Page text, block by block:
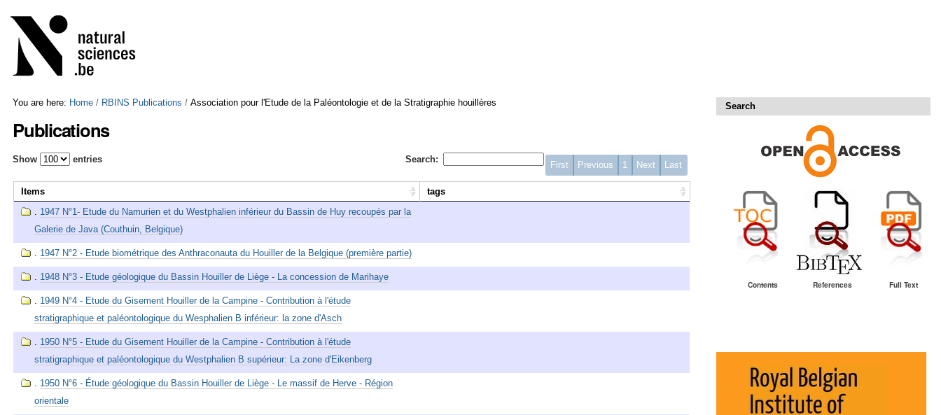
to
content.
Skip
to
navigation
tools
You are here: Home / RBINS Publications /Association pour l'Etude de la Paléontologie et de la Stratigraphie houillères
Publications
Show entries
First Previous 1 Next Last
Search:
Items
tags
1947 N°1- Etude du Namurien et du Westphalien inférieur du Bassin de Huy recoupés par la
Galerie de Java (Couthuin, Belgique)
1947 N°2 - Etude biométrique des Anthraconauta du Houiller de la Belgique (première partie)
1948 N°3 - Etude géologique du Bassin Houiller de Liège - La concession de Marihaye
1949 N°4 - Etude du Gisement Houiller de la Campine - Contribution à l'étude
stratigraphique et paléontologique du Wesphalien B inférieur: la zone d'Asch
1950 N°5 - Etude du Gisement Houiller de la Campine - Contribution à l'étude
stratigraphique et paléontologique du Westphalien B supérieur: La zone d'Eikenberg
1950 N°6 - Étude géologique du Bassin Houiller de Liège - Le massif de Herve - Région
orientale
Search
Contents References Full Text